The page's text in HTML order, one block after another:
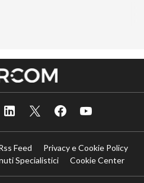
Feed
Privacy e Cookie Policy
Specialistici
Cookie Center